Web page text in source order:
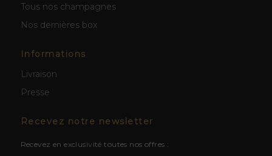
Tous nos champagnes
Nos dernières box
Informations
Livraison
Presse
Recevez notre newsletter
Recevez en exclusivité toutes nos offres :